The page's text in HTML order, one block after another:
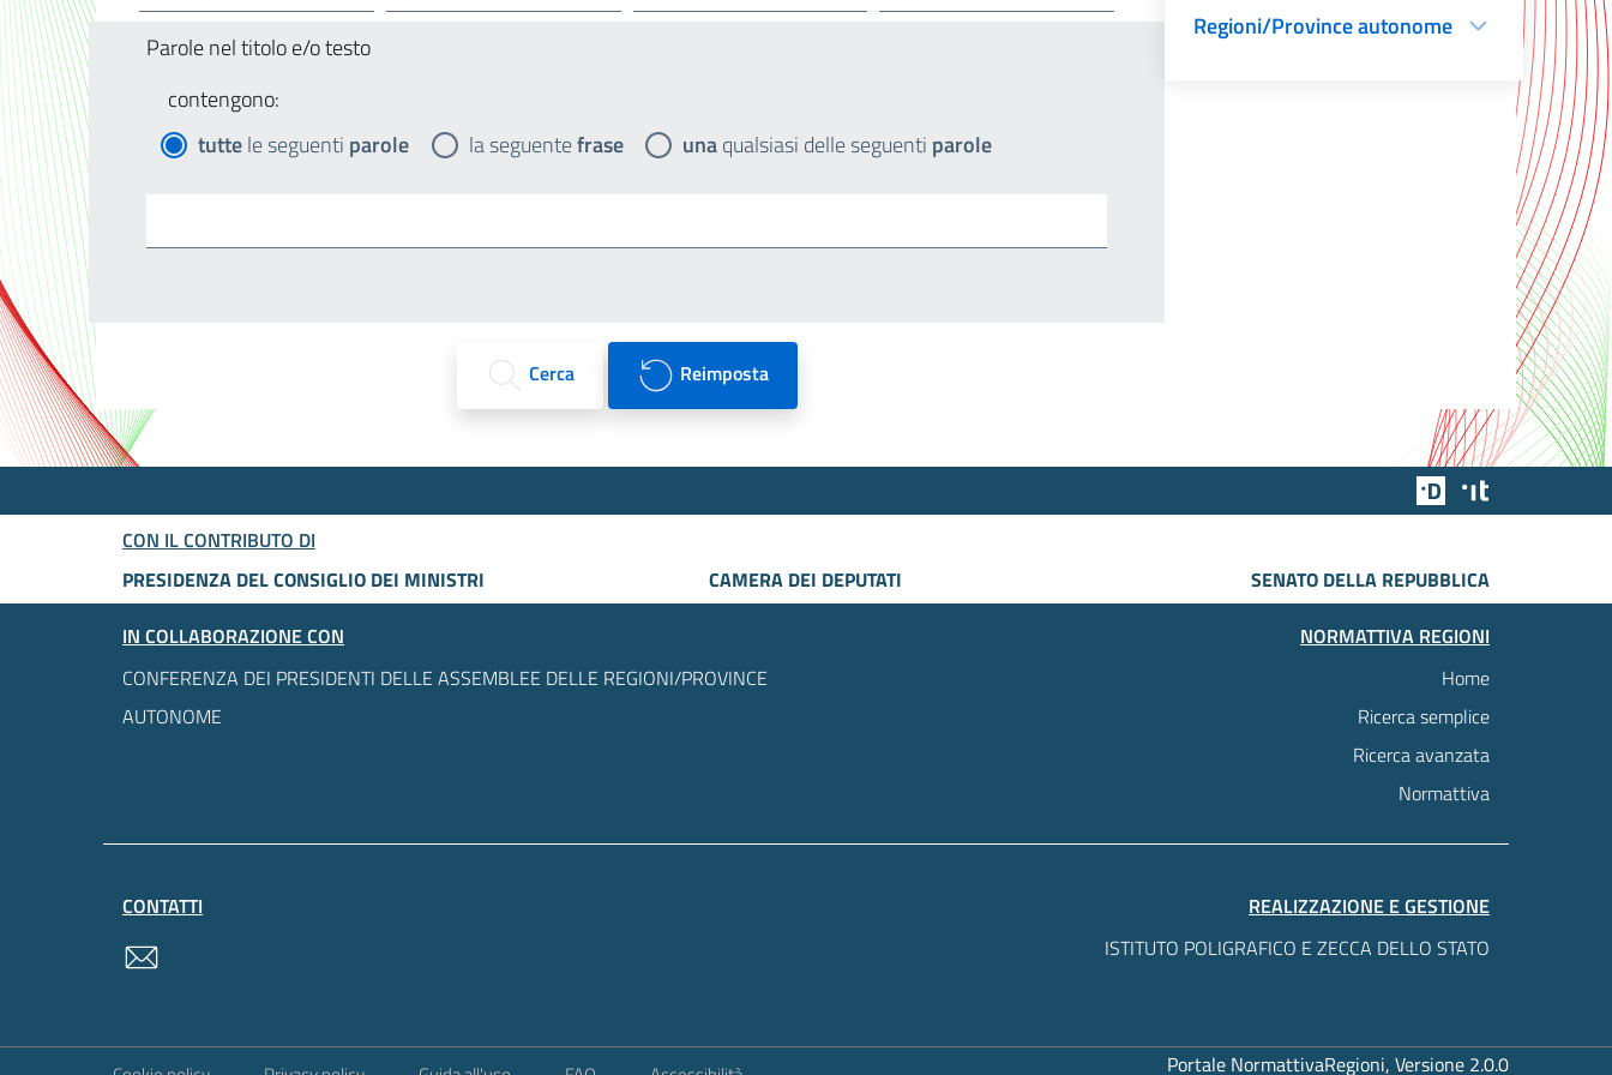
Parole nel titolo e/o testo
contengono:
tuttele seguenti parole la seguentefrase unaqualsiasi delle seguenti parole
Cerca Reimposta
Regioni/Province autonome
Team Digitale
CON IL CONTRIBUTO DI
PRESIDENZA DEL CONSIGLIO DEI MINISTRI
CAMERA DEI DEPUTATI
SENATO DELLA REPUBBLICA
IN COLLABORAZIONE CON
CONFERENZA DEI PRESIDENTI DELLE ASSEMBLEE DELLE REGIONI/PROVINCE
AUTONOME
NORMATTIVA REGIONI
Home
Ricerca semplice
Ricerca avanzata
Normattiva
CONTATTI
REALIZZAZIONE E GESTIONE
ISTITUTO POLIGRAFICO E ZECCA DELLO STATO
Portale NormattivaRegioni, Versione 2.0.0